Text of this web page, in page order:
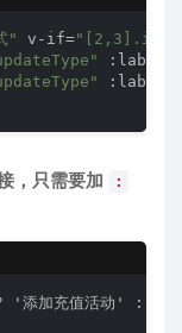
" v-if=
:label
:label
，只需要加 :
加充值活动' : '编